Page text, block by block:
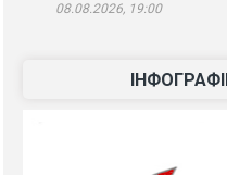
08.08.2026, 19:00